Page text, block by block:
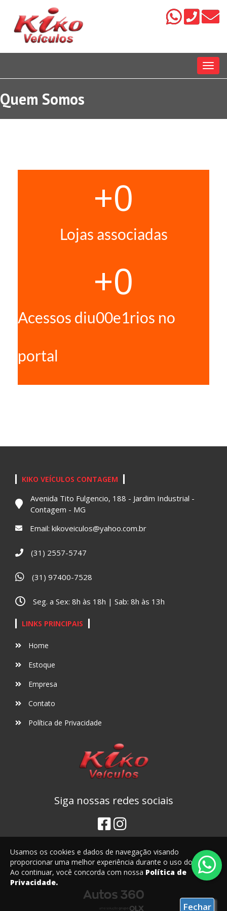
Usamos os cookies e dados de navegação visando
proporcionar uma melhor experiência durante o uso do site.
Ao continuar, você concorda com nossa Política de
Privacidade.
Fechar
Menu
Quem Somos
Lojas associadas
+0
Acessos diu00e1rios no
portal
+0
KIKO VEÍCULOS CONTAGEM
Avenida Tito Fulgencio, 188 - Jardim Industrial -
Contagem - MG
Email: kikoveiculos@yahoo.com.br
(31) 2557-5747
(31) 97400-7528
Seg. a Sex: 8h às 18h | Sab: 8h às 13h
LINKS PRINCIPAIS
Home
Estoque
Empresa
Contato
Política de Privacidade
Siga nossas redes sociais